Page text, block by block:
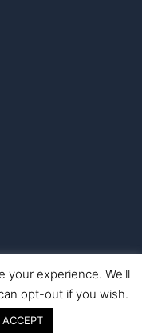
|Aviso de afiliación
your experience. We'll
opt-out if you wish.
ACCEPT